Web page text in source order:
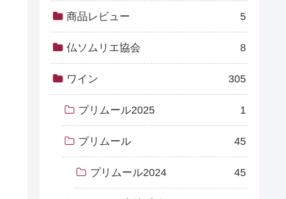
商品レビュー 5
仏ソムリエ協会 8
ワイン 305
プリムール2025 1
プリムール 45
プリムール2024 45